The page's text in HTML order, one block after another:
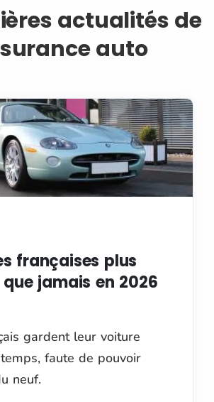
actualités de
auto
françaises plus
jamais en 2026
gardent leur voiture
faute de pouvoir
neuf.